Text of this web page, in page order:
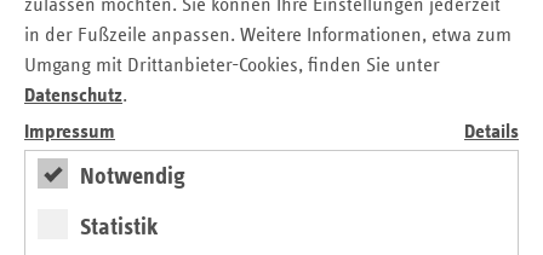
zulassen möchten. Sie können Ihre Einstellungen jederzeit
in der Fußzeile anpassen. Weitere Informationen, etwa zum
Umgang mit Drittanbieter-Cookies, finden Sie unter
Datenschutz.
Impressum
Details
Notwendig
Statistik
hessenfernsehen, Frankfurt/M.
Einladungs-Flyer_zum_4.10.pdf
Die Begrüßungen, Grußworte und Folienvorträge können
Sie sich nachfolgend anschauen und herunterladen:
Begrüßung durch Claudia Ackermann, Leiterin der